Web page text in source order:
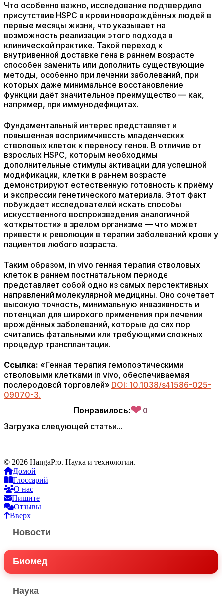
Что особенно важно, исследование подтвердило
присутствие HSPC в крови новорождённых людей в
первые месяцы жизни, что указывает на
возможность реализации этого подхода в
клинической практике. Такой переход к
внутривенной доставке гена в раннем возрасте
способен заменить или дополнить существующие
методы, особенно при лечении заболеваний, при
которых даже минимальное восстановление
функции даёт значительное преимущество — как,
например, при иммунодефицитах.
Фундаментальный интерес представляет и
повышенная восприимчивость младенческих
стволовых клеток к переносу генов. В отличие от
взрослых HSPC, которым необходимы
дополнительные стимулы активации для успешной
модификации, клетки в раннем возрасте
демонстрируют естественную готовность к приёму
и экспрессии генетического материала. Этот факт
побуждает исследователей искать способы
искусственного воспроизведения аналогичной
«открытости» в зрелом организме — что может
привести к революции в терапии заболеваний крови у
пациентов любого возраста.
Таким образом, in vivo генная терапия стволовых
клеток в раннем постнатальном периоде
представляет собой одно из самых перспективных
направлений молекулярной медицины. Оно сочетает
высокую точность, минимальную инвазивность и
потенциал для широкого применения при лечении
врождённых заболеваний, которые до сих пор
считались фатальными или требующими сложных
процедур трансплантации.
Ссылка: «Генная терапия гемопоэтическими
стволовыми клетками in vivo, обеспечиваемая
послеродовой торговлей» DOI: 10.1038/s41586-025-
09070-3.
Понравилось:❤ 0
Загрузка следующей статьи...
© 2026 HangaPro. Наука и технологии.
Домой
Глоссарий
О нас
Пишите
Отзывы
Вверх
Новости
Биомед
Наука